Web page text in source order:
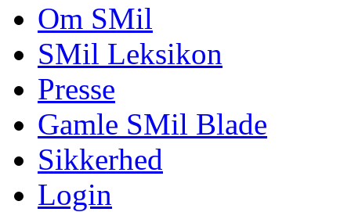
Om SMil
SMil Leksikon
Presse
Gamle SMil Blade
Sikkerhed
Login